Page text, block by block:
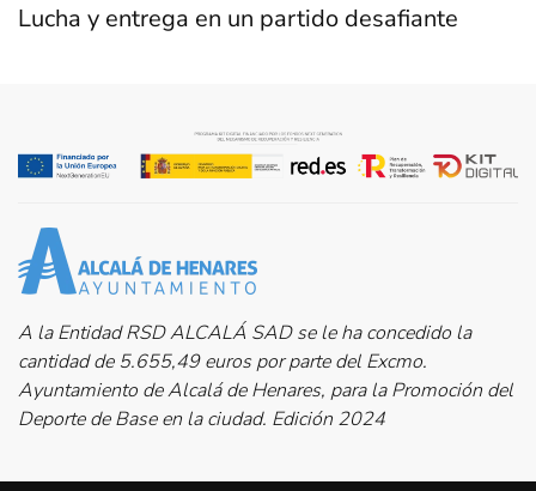
Lucha y entrega en un partido desafiante
A la Entidad RSD ALCALÁ SAD se le ha concedido la
cantidad de 5.655,49 euros por parte del Excmo.
Ayuntamiento de Alcalá de Henares, para la Promoción del
Deporte de Base en la ciudad. Edición 2024